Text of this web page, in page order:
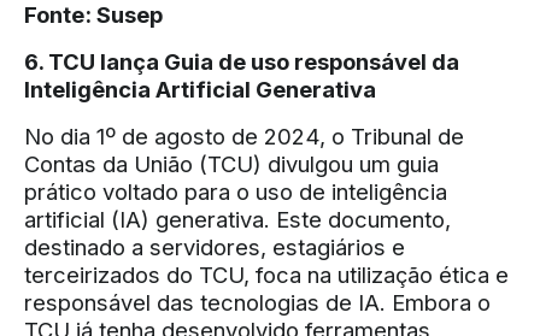
Fonte: Susep
6. TCU lança Guia de uso responsável da
Inteligência Artificial Generativa
No dia 1º de agosto de 2024, o Tribunal de
Contas da União (TCU) divulgou um guia
prático voltado para o uso de inteligência
artificial (IA) generativa. Este documento,
destinado a servidores, estagiários e
terceirizados do TCU, foca na utilização ética e
responsável das tecnologias de IA. Embora o
TCU já tenha desenvolvido ferramentas